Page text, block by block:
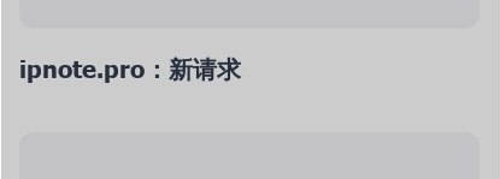
ipnote.pro：新请求